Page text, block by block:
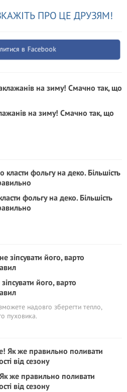
ПРО ЦЕ ДРУЗЯМ!
в Facebook
на зиму! Смачно так, що
фольгу на деко. Більшість
його, варто
надовго зберегти тепло,
пуховика.
же правильно поливати
від сезону